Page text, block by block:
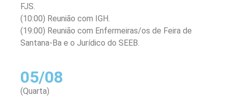
FJS.
(10:00) Reunião com IGH.
(19:00) Reunião com Enfermeiras/os de Feira de
Santana-Ba e o Jurídico do SEEB.
05/08
(Quarta)